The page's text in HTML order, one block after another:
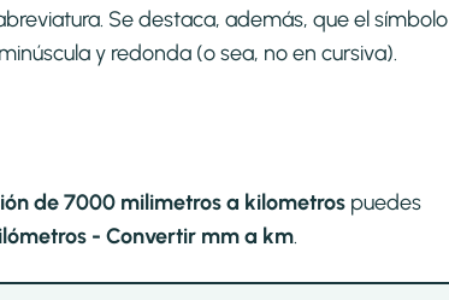
Se destaca, además, que el símbolo
y redonda (o sea, no en cursiva).
de 7000 milimetros a kilometros puedes
- Convertir mm a km.